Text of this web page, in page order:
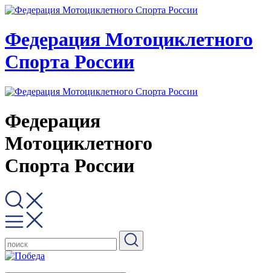
Федерация Мотоциклетного
Спорта России
Федерация
Мотоциклетного
Спорта России